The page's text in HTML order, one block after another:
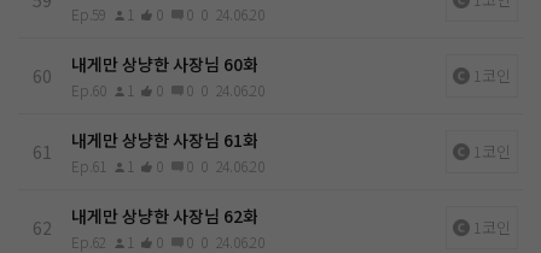
Ep.59 1 0 0 0 24.06.20
60 내게만 상냥한 사장님 60화
Ep.60 1 0 0 0 24.06.20
1코인
61 내게만 상냥한 사장님 61화
Ep.61 1 0 0 0 24.06.20
1코인
62 내게만 상냥한 사장님 62화
Ep.62 1 0 0 0 24.06.20
1코인